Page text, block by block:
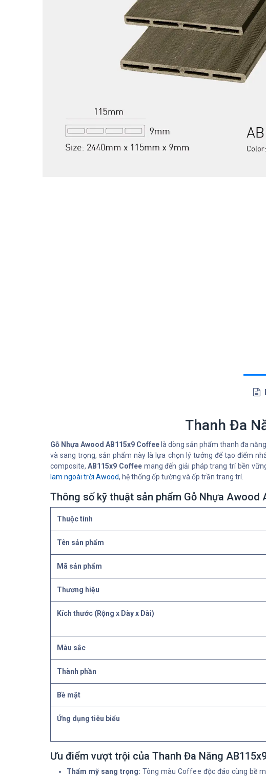
Thanh Đa
Gỗ Nhựa Awood AB115x9 Coffeelà dòng sản phẩm thanh đa
và sang trọng, sản phẩm này là lựa chọn lý tưởng để tạo điểm
composite,AB115x9 Coffeemang đến giải pháp trang trí bền
lam ngoài trời Awood, hệ thống ốp tường và ốp trần trang trí.
Thông số kỹ thuật sản phẩm Gỗ Nhựa Awood
Thuộc tính
Tên sản phẩm
Mã sản phẩm
Thương hiệu
Kích thước (Rộng x Dày x Dài)
Màu sắc
Thành phần
Bề mặt
Ứng dụng tiêu biểu
Ưu điểm vượt trội của Thanh Đa Năng
Thẩm mỹ sang trọng: Tông màu Coffee độc đáo cùng bề